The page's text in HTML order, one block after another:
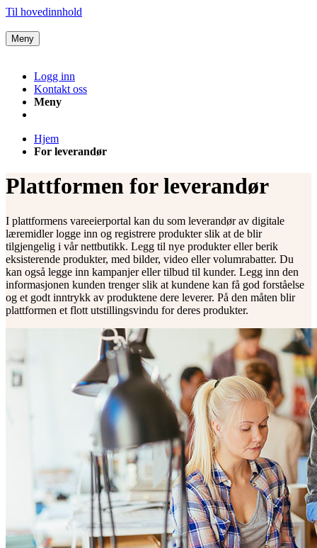
Til hovedinnhold
Meny
Logg inn
Kontakt oss
Meny
Hjem
For leverandør
Plattformen for leverandør
I plattformens vareeierportal kan du som leverandør av digitale
læremidler logge inn og registrere produkter slik at de blir
tilgjengelig i vår nettbutikk. Legg til nye produkter eller berik
eksisterende produkter, med bilder, video eller volumrabatter. Du
kan også legge inn kampanjer eller tilbud til kunder. Legg inn den
informasjonen kunden trenger slik at kundene kan få god forståelse
og et godt inntrykk av produktene dere leverer. På den måten blir
plattformen et flott utstillingsvindu for deres produkter.